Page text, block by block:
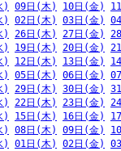
) 09日(木) 10日(金)
) 02日(木) 03日(金)
) 26日(木) 27日(金)
) 19日(木) 20日(金)
) 12日(木) 13日(金)
) 05日(木) 06日(金)
) 29日(木) 30日(金)
) 22日(木) 23日(金)
) 15日(木) 16日(金)
) 08日(木) 09日(金)
) 01日(木) 02日(金)